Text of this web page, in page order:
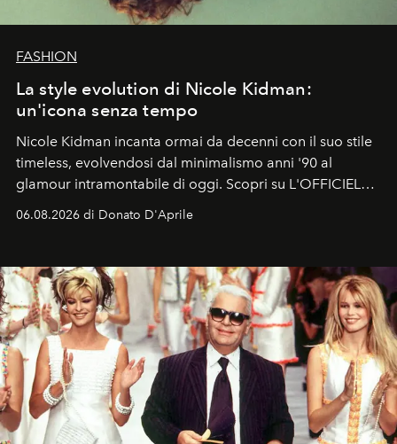
FASHION
La style evolution di Nicole Kidman:
un'icona senza tempo
Nicole Kidman incanta ormai da decenni con il suo stile
timeless, evolvendosi dal minimalismo anni '90 al
glamour intramontabile di oggi. Scopri su L'OFFICIEL
06.08.2026 di Donato D'Aprile